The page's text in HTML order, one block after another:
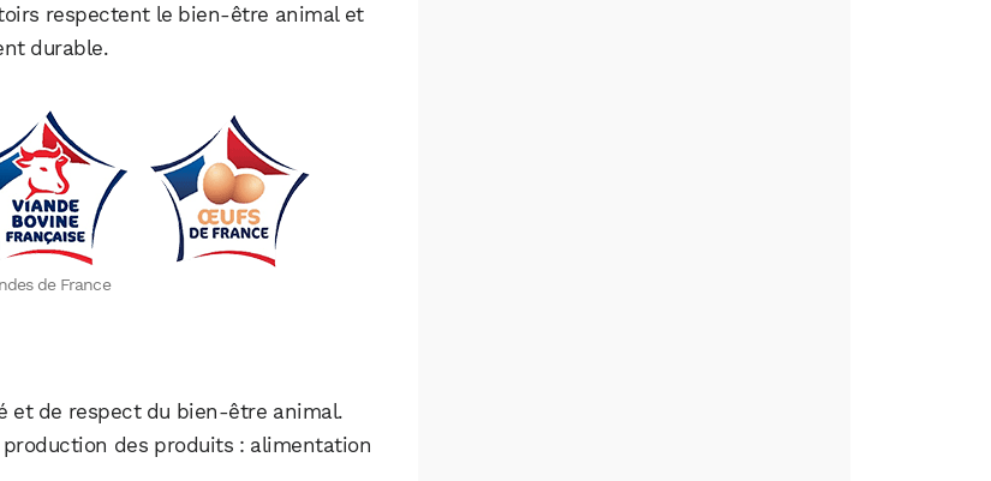
respectent le bien-être animal et
durable.
de France
et de respect du bien-être animal.
des produits : alimentation